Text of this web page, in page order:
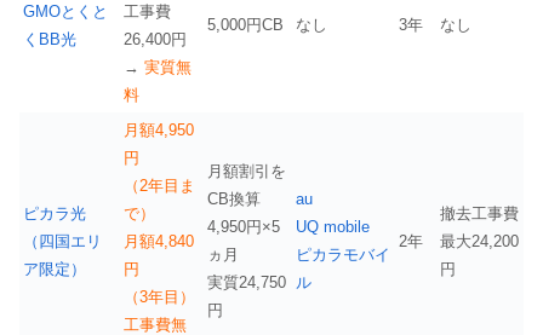
GMOとくと
くBB光
工事費
26,400円
→ 実質無
料
5,000円CB なし 3年 なし
ピカラ光
（四国エリ
ア限定）
月額4,950
円
（2年目ま
で）
月額4,840
円
（3年目）
工事費無
月額割引を
CB換算
4,950円×5
ヵ月
実質24,750
円
au
UQ mobile
ピカラモバイ
ル
2年
撤去工事費
最大24,200
円